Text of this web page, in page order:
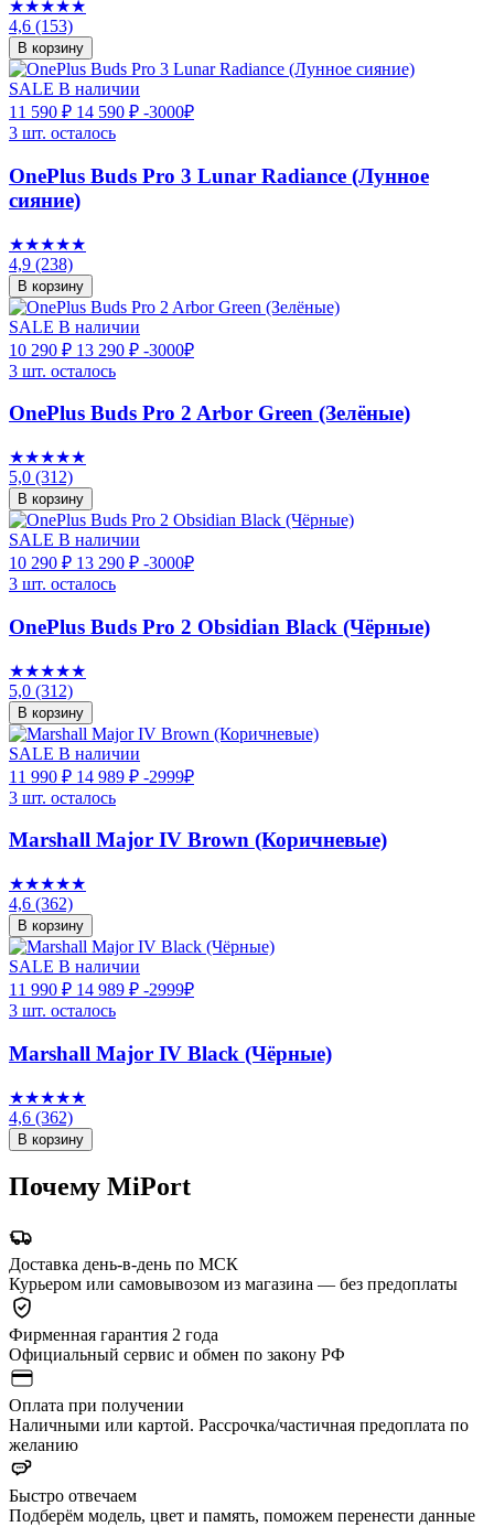
★★★★★
4,6 (153)
В корзину
SALE В наличии
11 590 ₽ 14 590 ₽ -3000₽
3 шт. осталось
OnePlus Buds Pro 3 Lunar Radiance (Лунное
сияние)
★★★★★
4,9 (238)
В корзину
SALE В наличии
10 290 ₽ 13 290 ₽ -3000₽
3 шт. осталось
OnePlus Buds Pro 2 Arbor Green (Зелёные)
★★★★★
5,0 (312)
В корзину
SALE В наличии
10 290 ₽ 13 290 ₽ -3000₽
3 шт. осталось
OnePlus Buds Pro 2 Obsidian Black (Чёрные)
★★★★★
5,0 (312)
В корзину
SALE В наличии
11 990 ₽ 14 989 ₽ -2999₽
3 шт. осталось
Marshall Major IV Brown (Коричневые)
★★★★★
4,6 (362)
В корзину
SALE В наличии
11 990 ₽ 14 989 ₽ -2999₽
3 шт. осталось
Marshall Major IV Black (Чёрные)
★★★★★
4,6 (362)
В корзину
Почему MiPort
Доставка день-в-день по МСК
Курьером или самовывозом из магазина — без предоплаты
Фирменная гарантия 2 года
Официальный сервис и обмен по закону РФ
Оплата при получении
Наличными или картой. Рассрочка/частичная предоплата по
желанию
Быстро отвечаем
Подберём модель, цвет и память, поможем перенести данные